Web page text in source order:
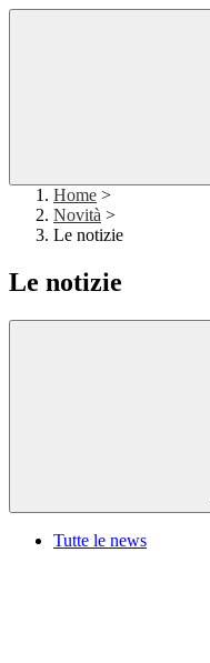
Home >
Novità >
Le notizie
Le notizie
Tutte le news